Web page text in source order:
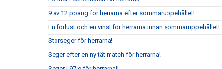
9 av 12 poäng för herrarna efter sommaruppehållet!
En förlust och en vinst för herrarna innan sommaruppehållet!
Storseger för herrarna!
Seger efter en ny tät match för herrarna!